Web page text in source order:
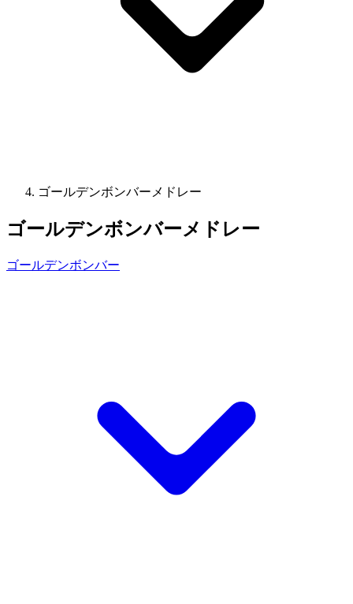
ゴールデンボンバーメドレー
ゴールデンボンバーメドレー
ゴールデンボンバー